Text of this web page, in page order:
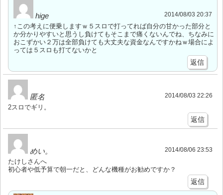
hige 2014/08/03 20:37
↑この考えに便乗しますｗ５スロで打ってれば自分の甘かった部分と
か分かりやすいと思うし負けてもそこまで痛くないんでね、ちなみに
おこずかい２万は全部負けても大丈夫な資金なんですかねｗ場合によ
っては５スロも打てないかと
返信
匿名 2014/08/03 22:26
2スロでギリ。
返信
めい。 2014/08/06 23:53
たけしさんへ
初心者や低予算で朝一だと、どんな機種がお勧めですか？
返信